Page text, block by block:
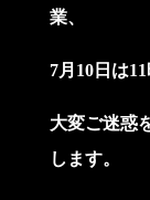
業、
7月10日は
大変ご迷惑
します。